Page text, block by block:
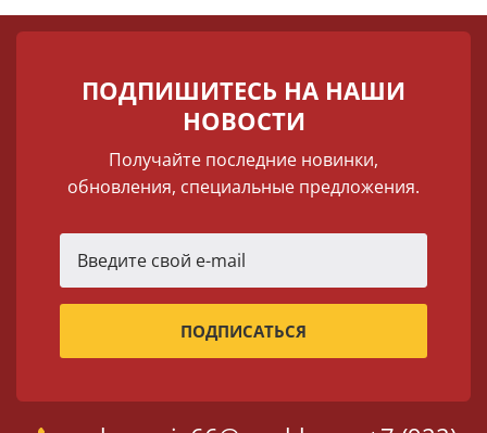
ПОДПИШИТЕСЬ НА НАШИ
НОВОСТИ
Получайте последние новинки,
обновления, специальные предложения.